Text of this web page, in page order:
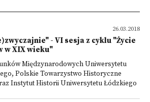
26.03.2018
- VI sesja z cyklu "Życie
w XIX wieku"
Międzynarodowych Uniwersytetu
Polskie Towarzystwo Historyczne
Instytut Historii Uniwersytetu Łódzkiego